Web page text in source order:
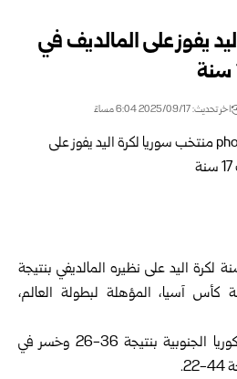
يفوز على المالديف في
اخر تحديث: 2025/09/17 6:04 مساءً
منتخب سوريا لتحت 17 سنة لكرة اليد على نظيره المالديفي بنتيجة
كأس آسيا، المؤهلة لبطولة العالم،
وكان منتخبنا قد خسر أمام كوريا الجنوبية بنتيجة 36-26 وخسر في